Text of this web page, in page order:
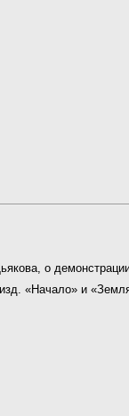
о
«Начало» и